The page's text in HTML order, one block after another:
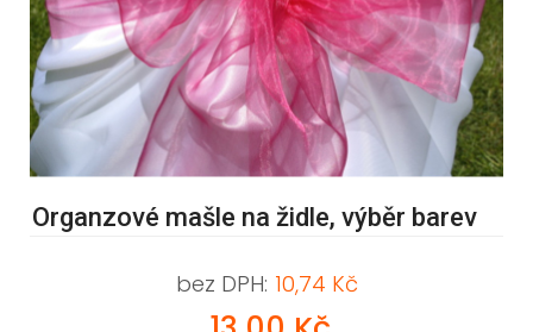
Organzové mašle na židle, výběr barev
bez DPH: 10,74 Kč